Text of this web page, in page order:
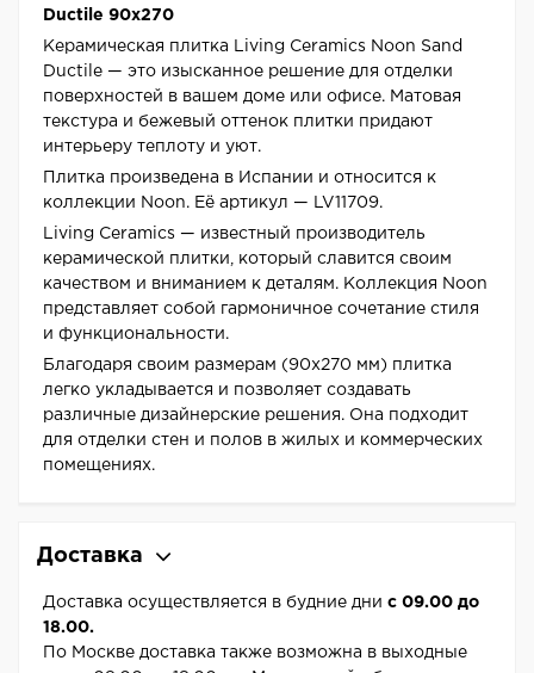
Ductile 90x270
Керамическая плитка Living Ceramics Noon Sand
Ductile — это изысканное решение для отделки
поверхностей в вашем доме или офисе. Матовая
текстура и бежевый оттенок плитки придают
интерьеру теплоту и уют.
Плитка произведена в Испании и относится к
коллекции Noon. Её артикул — LV11709.
Living Ceramics — известный производитель
керамической плитки, который славится своим
качеством и вниманием к деталям. Коллекция Noon
представляет собой гармоничное сочетание стиля
и функциональности.
Благодаря своим размерам (90x270 мм) плитка
легко укладывается и позволяет создавать
различные дизайнерские решения. Она подходит
для отделки стен и полов в жилых и коммерческих
помещениях.
Доставка
Доставка осуществляется в будние дни с 09.00 до
18.00.
По Москве доставка также возможна в выходные